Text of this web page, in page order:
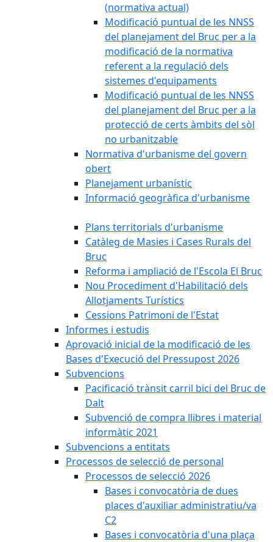
(normativa actual)
Modificació puntual de les NNSS
del planejament del Bruc per a la
modificació de la normativa
referent a la regulació dels
sistemes d'equipaments
Modificació puntual de les NNSS
del planejament del Bruc per a la
protecció de certs àmbits del sòl
no urbanitzable
Normativa d'urbanisme del govern
obert
Planejament urbanístic
Informació geogràfica d'urbanisme
Plans territorials d'urbanisme
Catàleg de Masies i Cases Rurals del
Bruc
Reforma i ampliació de l'Escola El Bruc
Nou Procediment d'Habilitació dels
Allotjaments Turístics
Cessions Patrimoni de l'Estat
Informes i estudis
Aprovació inicial de la modificació de les
Bases d'Execució del Pressupost 2026
Subvencions
Pacificació trànsit carril bici del Bruc de
Dalt
Subvenció de compra llibres i material
informàtic 2021
Subvencions a entitats
Processos de selecció de personal
Processos de selecció 2026
Bases i convocatòria de dues
places d'auxiliar administratiu/va
C2
Bases i convocatòria d'una plaça